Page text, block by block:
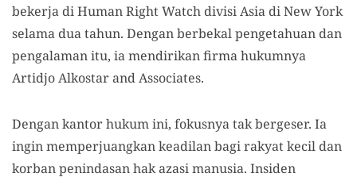
bekerja di Human Right Watch divisi Asia di New York
selama dua tahun. Dengan berbekal pengetahuan dan
pengalaman itu, ia mendirikan firma hukumnya
Artidjo Alkostar and Associates.
Dengan kantor hukum ini, fokusnya tak bergeser. Ia
ingin memperjuangkan keadilan bagi rakyat kecil dan
korban penindasan hak azasi manusia. Insiden